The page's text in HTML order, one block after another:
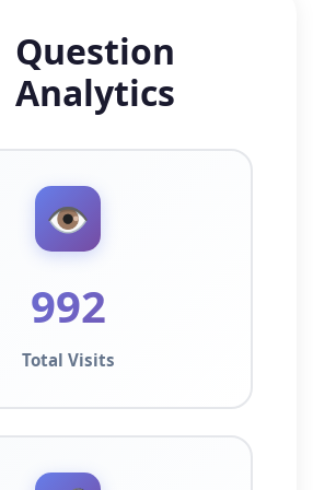
Question
Analytics
👁️
992
Total Visits